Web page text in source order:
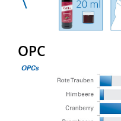
OPC